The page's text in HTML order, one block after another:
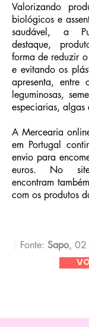
Valorizando
biológicos e
saudável, a
destaque,
forma de reduzir
e evitando os
apresenta, entre
leguminosas,
especiarias, algas
A Mercearia
em Portugal
envio para
euros. No
encontram
com os produtos
Fonte: Sapo, 02